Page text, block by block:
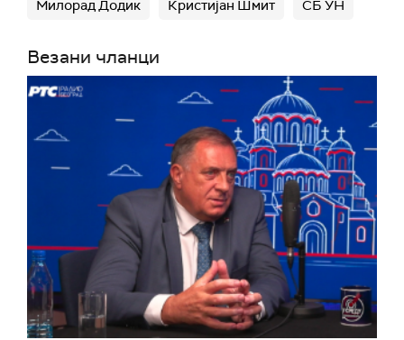
Милорад Додик Кристијан Шмит СБ УН
Везани чланци